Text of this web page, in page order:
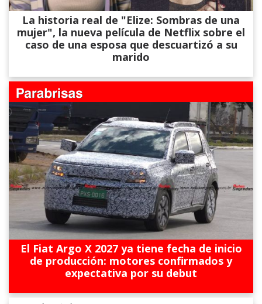
La historia real de "Elize: Sombras de una
mujer", la nueva película de Netflix sobre el
caso de una esposa que descuartizó a su
marido
El Fiat Argo X 2027 ya tiene fecha de inicio
de producción: motores confirmados y
expectativa por su debut